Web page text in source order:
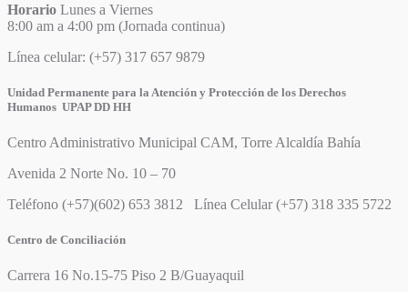
Horario Lunes a Viernes
8:00 am a 4:00 pm (Jornada continua)
Línea celular: (+57) 317 657 9879
Unidad Permanente para la Atención y Protección de los Derechos
Humanos UPAP DD HH
Centro Administrativo Municipal CAM, Torre Alcaldía Bahía
Avenida 2 Norte No. 10 – 70
Teléfono (+57)(602) 653 3812 Línea Celular (+57) 318 335 5722
Centro de Conciliación
Carrera 16 No.15-75 Piso 2 B/Guayaquil